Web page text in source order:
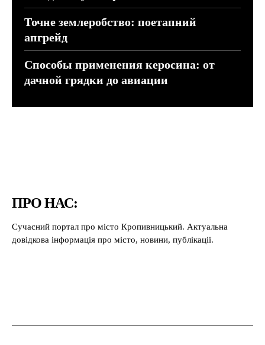
Точне землеробство: поетапний
апгрейд
Способы применения керосина: от
дачной грядки до авиации
ПРО НАС:
Сучасний портал про місто Кропивницький. Актуальна
довідкова інформація про місто, новини, публікації.